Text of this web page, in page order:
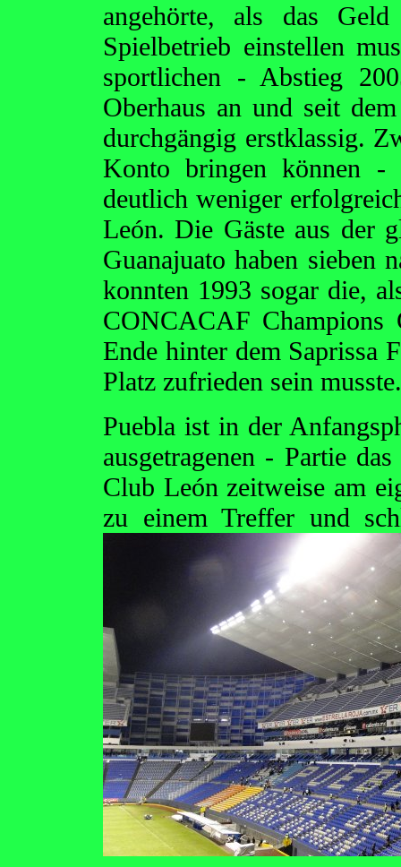
angehörte, als das
Spielbetrieb einstellen
sportlichen - Abstieg
Oberhaus an und seit
durchgängig erstklassig.
Konto bringen können
deutlich weniger
León. Die Gäste aus der
Guanajuato haben sieben
konnten 1993 sogar die,
CONCACAF Champions
Ende hinter dem Saprissa
Platz zufrieden sein musste.
Puebla ist in der
ausgetragenen - Partie
Club León zeitweise am
zu einem Treffer und